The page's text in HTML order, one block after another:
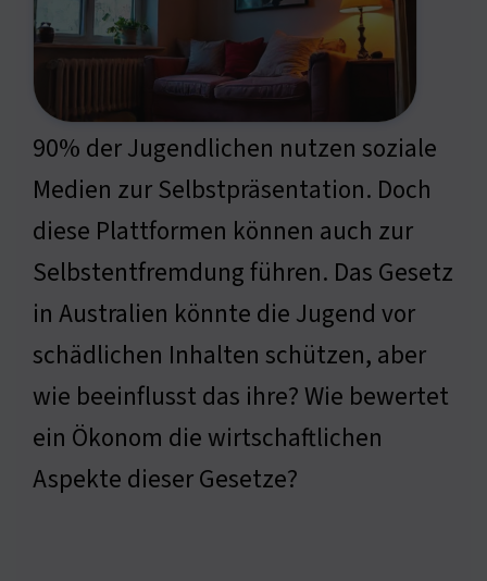
90% der Jugendlichen nutzen soziale
Medien zur Selbstpräsentation. Doch
diese Plattformen können auch zur
Selbstentfremdung führen. Das Gesetz
in Australien könnte die Jugend vor
schädlichen Inhalten schützen, aber
wie beeinflusst das ihre? Wie bewertet
ein Ökonom die wirtschaftlichen
Aspekte dieser Gesetze?